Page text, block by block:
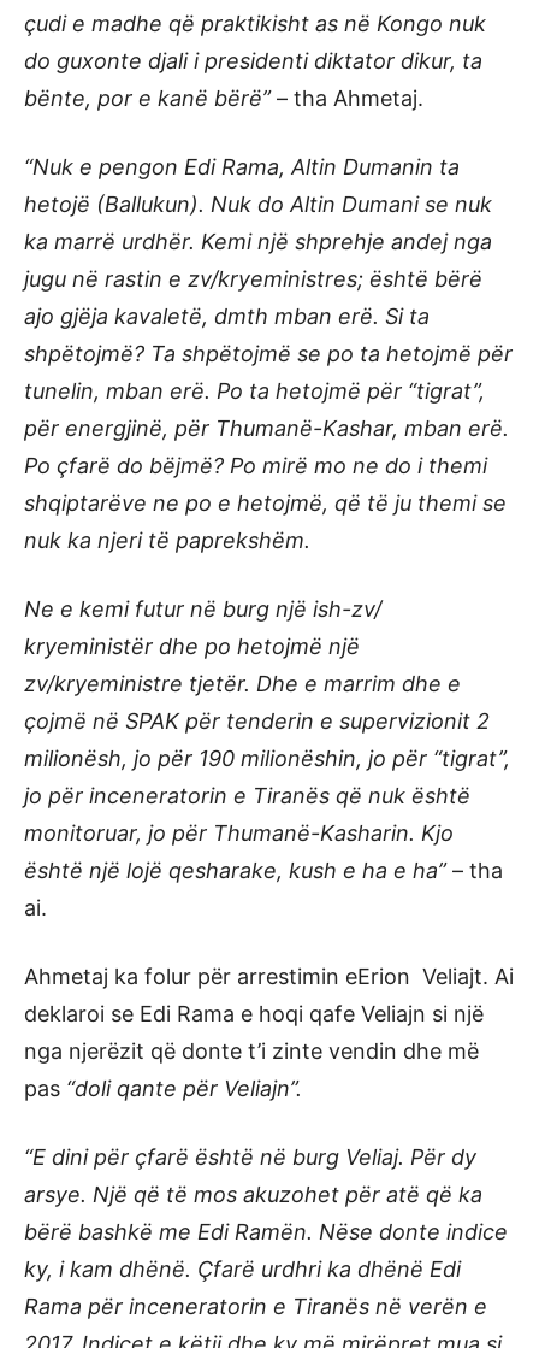
çudi e madhe që praktikisht as në Kongo nuk
do guxonte djali i presidenti diktator dikur, ta
bënte, por e kanë bërë”– tha Ahmetaj.
“Nuk e pengon Edi Rama, Altin Dumanin ta
hetojë (Ballukun). Nuk do Altin Dumani se nuk
ka marrë urdhër. Kemi një shprehje andej nga
jugu në rastin e zv/kryeministres; është bërë
ajo gjëja kavaletë, dmth mban erë. Si ta
shpëtojmë? Ta shpëtojmë se po ta hetojmë për
tunelin, mban erë. Po ta hetojmë për “tigrat”,
për energjinë, për Thumanë-Kashar, mban erë.
Po çfarë do bëjmë? Po mirë mo ne do i themi
shqiptarëve ne po e hetojmë, që të ju themi se
nuk ka njeri të paprekshëm.
Ne e kemi futur në burg një ish-zv/
kryeministër dhe po hetojmë një
zv/kryeministre tjetër. Dhe e marrim dhe e
çojmë në SPAK për tenderin e supervizionit 2
milionësh, jo për 190 milionëshin, jo për “tigrat”,
jo për inceneratorin e Tiranës që nuk është
monitoruar, jo për Thumanë-Kasharin. Kjo
është një lojë qesharake, kush e ha e ha”– tha
ai.
Ahmetaj ka folur për arrestimin eErion Veliajt. Ai
deklaroi se Edi Rama e hoqi qafe Veliajn si një
nga njerëzit që donte t’i zinte vendin dhe më
pas “doli qante për Veliajn”.
“E dini për çfarë është në burg Veliaj. Për dy
arsye. Një që të mos akuzohet për atë që ka
bërë bashkë me Edi Ramën. Nëse donte indice
ky, i kam dhënë. Çfarë urdhri ka dhënë Edi
Rama për inceneratorin e Tiranës në verën e